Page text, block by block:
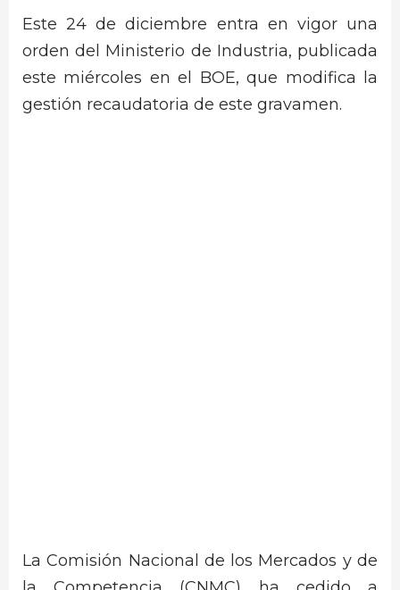
Este 24 de diciembre entra en vigor una
orden del Ministerio de Industria, publicada
este miércoles en el BOE, que modifica la
gestión recaudatoria de este gravamen.
La Comisión Nacional de los Mercados y de